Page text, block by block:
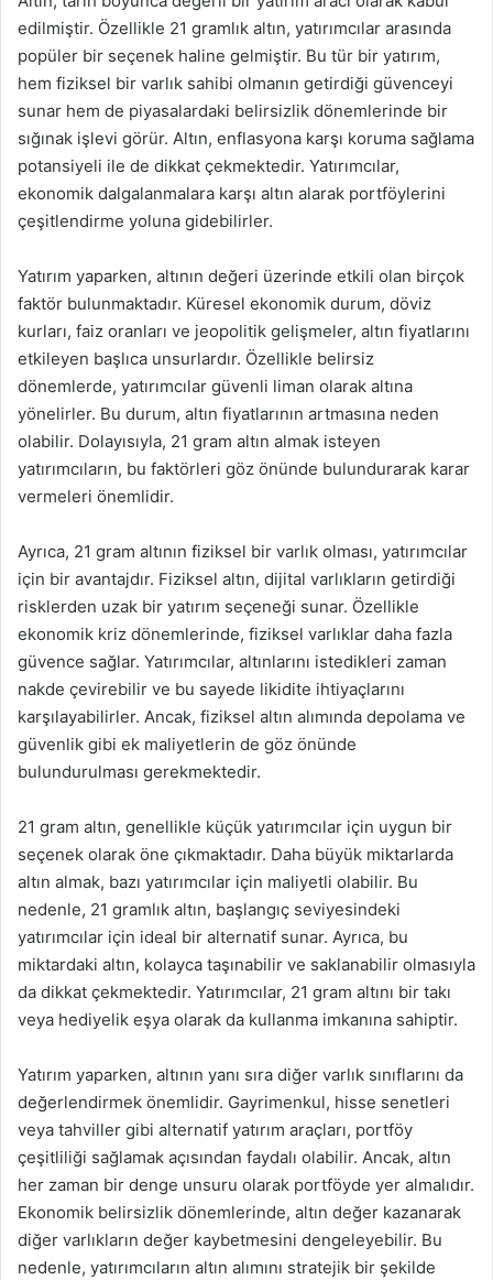
edilmiştir. Özellikle 21 gramlık altın, yatırımcılar arasında
popüler bir seçenek haline gelmiştir. Bu tür bir yatırım,
hem fiziksel bir varlık sahibi olmanın getirdiği güvenceyi
sunar hem de piyasalardaki belirsizlik dönemlerinde bir
sığınak işlevi görür. Altın, enflasyona karşı koruma sağlama
potansiyeli ile de dikkat çekmektedir. Yatırımcılar,
ekonomik dalgalanmalara karşı altın alarak portföylerini
çeşitlendirme yoluna gidebilirler.
Yatırım yaparken, altının değeri üzerinde etkili olan birçok
faktör bulunmaktadır. Küresel ekonomik durum, döviz
kurları, faiz oranları ve jeopolitik gelişmeler, altın fiyatlarını
etkileyen başlıca unsurlardır. Özellikle belirsiz
dönemlerde, yatırımcılar güvenli liman olarak altına
yönelirler. Bu durum, altın fiyatlarının artmasına neden
olabilir. Dolayısıyla, 21 gram altın almak isteyen
yatırımcıların, bu faktörleri göz önünde bulundurarak karar
vermeleri önemlidir.
Ayrıca, 21 gram altının fiziksel bir varlık olması, yatırımcılar
için bir avantajdır. Fiziksel altın, dijital varlıkların getirdiği
risklerden uzak bir yatırım seçeneği sunar. Özellikle
ekonomik kriz dönemlerinde, fiziksel varlıklar daha fazla
güvence sağlar. Yatırımcılar, altınlarını istedikleri zaman
nakde çevirebilir ve bu sayede likidite ihtiyaçlarını
karşılayabilirler. Ancak, fiziksel altın alımında depolama ve
güvenlik gibi ek maliyetlerin de göz önünde
bulundurulması gerekmektedir.
21 gram altın, genellikle küçük yatırımcılar için uygun bir
seçenek olarak öne çıkmaktadır. Daha büyük miktarlarda
altın almak, bazı yatırımcılar için maliyetli olabilir. Bu
nedenle, 21 gramlık altın, başlangıç seviyesindeki
yatırımcılar için ideal bir alternatif sunar. Ayrıca, bu
miktardaki altın, kolayca taşınabilir ve saklanabilir olmasıyla
da dikkat çekmektedir. Yatırımcılar, 21 gram altını bir takı
veya hediyelik eşya olarak da kullanma imkanına sahiptir.
Yatırım yaparken, altının yanı sıra diğer varlık sınıflarını da
değerlendirmek önemlidir. Gayrimenkul, hisse senetleri
veya tahviller gibi alternatif yatırım araçları, portföy
çeşitliliği sağlamak açısından faydalı olabilir. Ancak, altın
her zaman bir denge unsuru olarak portföyde yer almalıdır.
Ekonomik belirsizlik dönemlerinde, altın değer kazanarak
diğer varlıkların değer kaybetmesini dengeleyebilir. Bu
nedenle, yatırımcıların altın alımını stratejik bir şekilde